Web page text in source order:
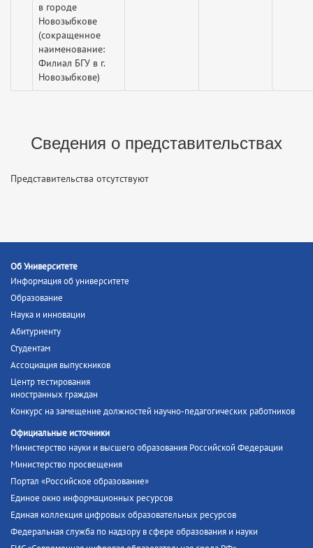
в городе
Новозыбкове
(сокращенное
наименование:
Филиал БГУ в г.
Новозыбкове)
Сведения о представительствах
Представительства отсутствуют
Об Университете
Информация об университете
Образование
Наука и инновации
Абитуриенту
Студентам
Ассоциация выпускников
Центр тестирования
иностранных граждан
Конкурс на замещение должностей научно-педагогических работников
Официальные источники
Министерство науки и высшего образования Российской Федерации
Министерство просвещения
Портал «Российское образование»
Единое окно информационных ресурсов
Единая коллекция цифровых образовательных ресурсов
Федеральная служба по надзору в сфере образования и науки